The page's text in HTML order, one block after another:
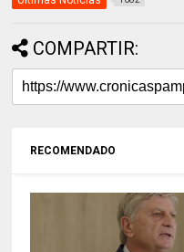
COMPARTIR:
RECOMENDADO